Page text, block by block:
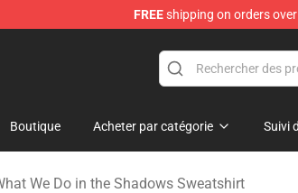
FREEshipping on orders
Do in the Shadows Merchandise Store
Boutique Acheter par catégorie Suivi
We Do in the Shadows Sweatshirt